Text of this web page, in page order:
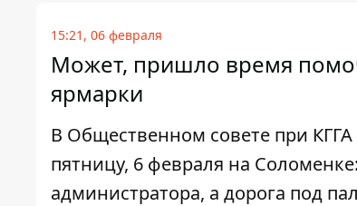
15:21, 06 февраля
Может, пришло время
ярмарки
В Общественном совете при
пятницу, 6 февраля на
администратора, а дорога под